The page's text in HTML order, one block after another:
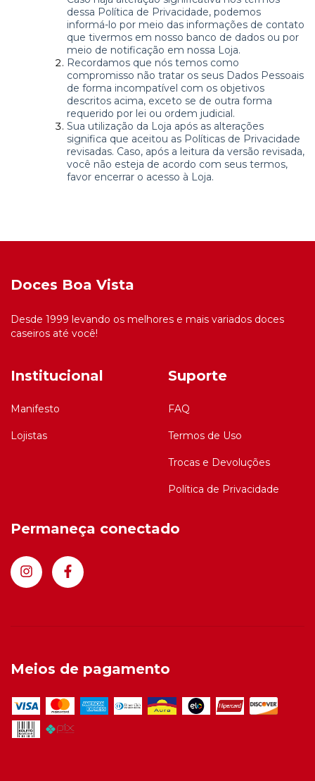
dessa Política de Privacidade, podemos
informá-lo por meio das informações de contato
que tivermos em nosso banco de dados ou por
meio de notificação em nossa Loja.
Recordamos que nós temos como
compromisso não tratar os seus Dados Pessoais
de forma incompatível com os objetivos
descritos acima, exceto se de outra forma
requerido por lei ou ordem judicial.
Sua utilização da Loja após as alterações
significa que aceitou as Políticas de Privacidade
revisadas. Caso, após a leitura da versão revisada,
você não esteja de acordo com seus termos,
favor encerrar o acesso à Loja.
Doces Boa Vista
Desde 1999 levando os melhores e mais variados doces
caseiros até você!
Institucional
Manifesto
Lojistas
Suporte
FAQ
Termos de Uso
Trocas e Devoluções
Política de Privacidade
Permaneça conectado
Meios de pagamento